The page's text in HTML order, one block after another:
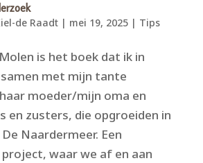
de Raadt| mei 19, 2025| Tips
is het boek dat ik in
met mijn tante
moeder/mijn oma en
en zusters, die opgroeiden in
Naardermeer. Een
waar we af en aan